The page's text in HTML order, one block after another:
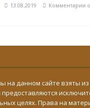
13.08.2019 Комментарии
на данном сайте взяты
целях. Права на